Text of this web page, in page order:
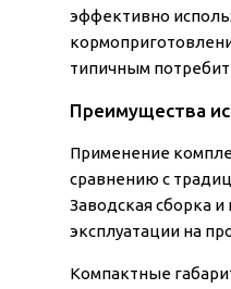
эффективно
типичным
Преимущества
Применение
сравнению с
Заводская сборка
эксплуатации на
Компактные